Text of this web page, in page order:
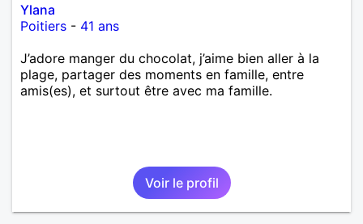
Ylana
Poitiers - 41 ans
J’adore manger du chocolat, j’aime bien aller à la
plage, partager des moments en famille, entre
amis(es), et surtout être avec ma famille.
Voir le profil